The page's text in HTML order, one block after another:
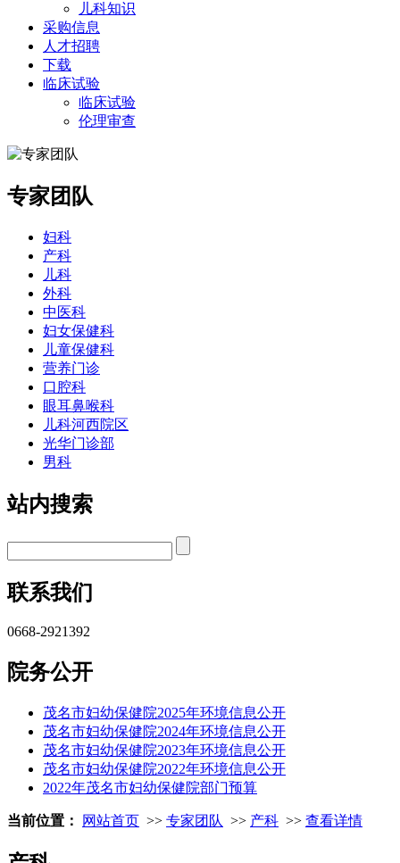
儿科知识
采购信息
人才招聘
下载
临床试验
临床试验
伦理审查
专家团队
妇科
产科
儿科
外科
中医科
妇女保健科
儿童保健科
营养门诊
口腔科
眼耳鼻喉科
儿科河西院区
光华门诊部
男科
站内搜索
联系我们
0668-2921392
院务公开
茂名市妇幼保健院2025年环境信息公开
茂名市妇幼保健院2024年环境信息公开
茂名市妇幼保健院2023年环境信息公开
茂名市妇幼保健院2022年环境信息公开
2022年茂名市妇幼保健院部门预算
当前位置： 网站首页 >> 专家团队 >> 产科 >> 查看详情